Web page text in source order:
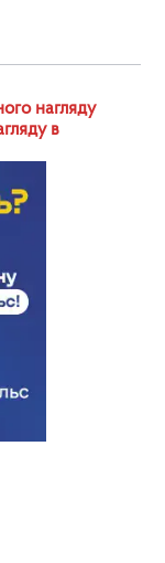
нагляду
в